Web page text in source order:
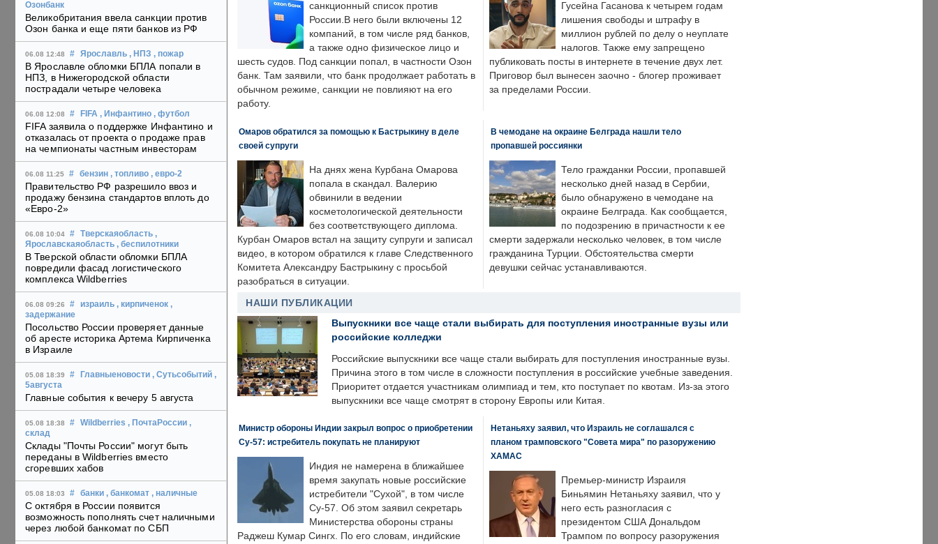
Озонбанк
Великобритания ввела санкции против
Озон банка и еще пяти банков из РФ
06.08 12:48 # Ярославль , НПЗ , пожар
В Ярославле обломки БПЛА попали в
НПЗ, в Нижегородской области
пострадали четыре человека
06.08 12:08 # FIFA , Инфантино , футбол
FIFA заявила о поддержке Инфантино и
отказалась от проекта о продаже прав
на чемпионаты частным инвесторам
06.08 11:25 # бензин , топливо , евро-2
Правительство РФ разрешило ввоз и
продажу бензина стандартов вплоть до
«Евро-2»
06.08 10:04 # Тверскаяобласть ,
Ярославскаяобласть , беспилотники
В Тверской области обломки БПЛА
повредили фасад логистического
комплекса Wildberries
06.08 09:26 # израиль , кирпиченок ,
задержание
Посольство России проверяет данные
об аресте историка Артема Кирпиченка
в Израиле
05.08 18:39 # Главныеновости , Сутьсобытий ,
5августа
Главные события к вечеру 5 августа
05.08 18:38 # Wildberries , ПочтаРоссии ,
склад
Склады "Почты России" могут быть
переданы в Wildberries вместо
сгоревших хабов
05.08 18:03 # банки , банкомат , наличные
С октября в России появится
возможность пополнять счет наличными
через любой банкомат по СБП
санкционный список против
России.В него были включены 12
компаний, в том числе ряд банков,
а также одно физическое лицо и
шесть судов. Под санкции попал, в частности Озон
банк. Там заявили, что банк продолжает работать в
обычном режиме, санкции не повлияют на его
работу.
Гусейна Гасанова к четырем годам
лишения свободы и штрафу в
миллион рублей по делу о неуплате
налогов. Также ему запрещено
публиковать посты в интернете в течение двух лет.
Приговор был вынесен заочно - блогер проживает
за пределами России.
Омаров обратился за помощью к Бастрыкину в деле
своей супруги
На днях жена Курбана Омарова
попала в скандал. Валерию
обвинили в ведении
косметологической деятельности
без соответствующего диплома.
Курбан Омаров встал на защиту супруги и записал
видео, в котором обратился к главе Следственного
Комитета Александру Бастрыкину с просьбой
разобраться в ситуации.
В чемодане на окраине Белграда нашли тело
пропавшей россиянки
Тело гражданки России, пропавшей
несколько дней назад в Сербии,
было обнаружено в чемодане на
окраине Белграда. Как сообщается,
по подозрению в причастности к ее
смерти задержали несколько человек, в том числе
гражданина Турции. Обстоятельства смерти
девушки сейчас устанавливаются.
НАШИ ПУБЛИКАЦИИ
Выпускники все чаще стали выбирать для поступления иностранные вузы или
российские колледжи
Российские выпускники все чаще стали выбирать для поступления иностранные вузы.
Причина этого в том числе в сложности поступления в российские учебные заведения.
Приоритет отдается участникам олимпиад и тем, кто поступает по квотам. Из-за этого
выпускники все чаще смотрят в сторону Европы или Китая.
Министр обороны Индии закрыл вопрос о приобретении
Су-57: истребитель покупать не планируют
Индия не намерена в ближайшее
время закупать новые российские
истребители "Сухой", в том числе
Су-57. Об этом заявил секретарь
Министерства обороны страны
Раджеш Кумар Сингх. По его словам, индийские
Нетаньяху заявил, что Израиль не соглашался с
планом трамповского "Совета мира" по разоружению
ХАМАС
Премьер-министр Израиля
Биньямин Нетаньяху заявил, что у
него есть разногласия с
президентом США Дональдом
Трампом по вопросу разоружения